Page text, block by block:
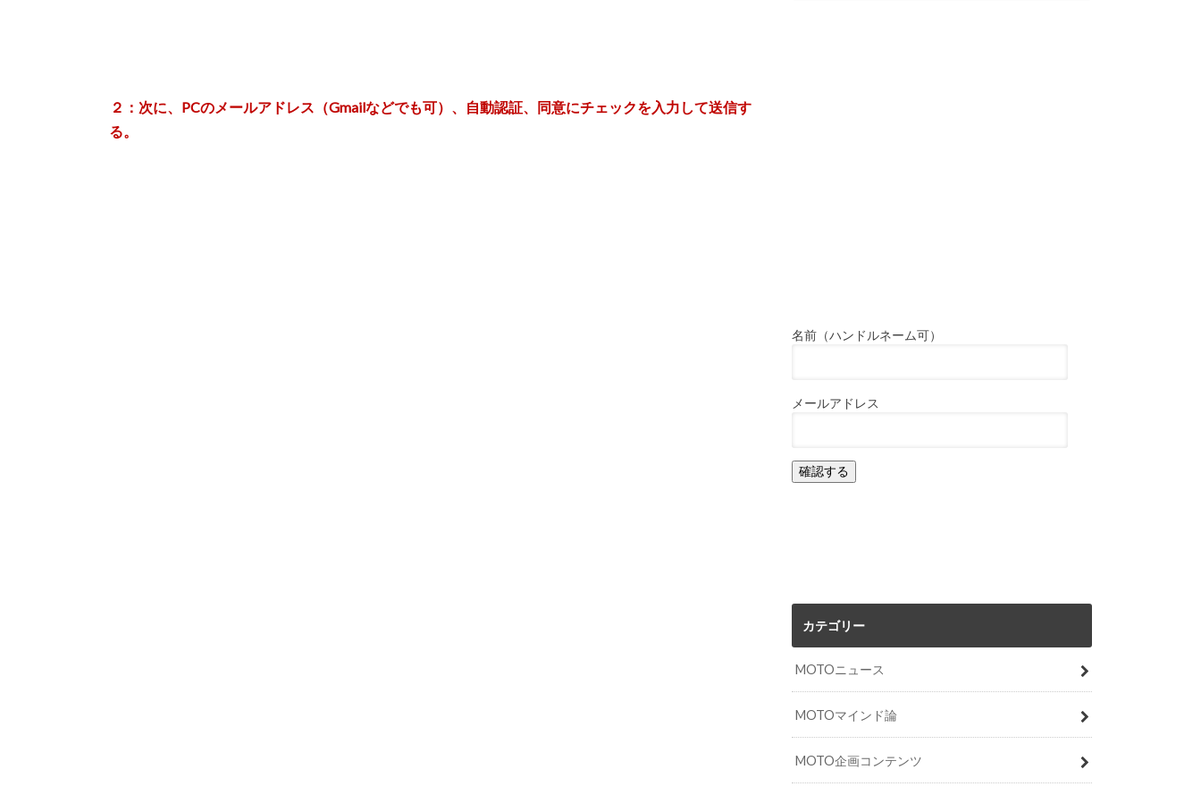
２：次に、PCのメールアドレス（Gmailなどでも可）、自動認証、同意にチェックを入力して送信す
る。
名前（ハンドルネーム可）
メールアドレス
カテゴリー
MOTOニュース
MOTOマインド論
MOTO企画コンテンツ